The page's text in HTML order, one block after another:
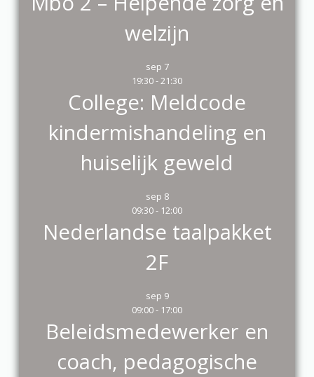
welzijn
sep 7
19:30-21:30
College: Meldcode
kindermishandeling en
huiselijk geweld
sep 8
09:30- 12:00
Nederlandse taalpakket
2F
sep 9
09:00- 17:00
Beleidsmedewerker en
coach, pedagogische